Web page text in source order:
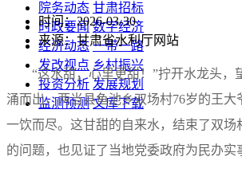
院务动态 甘肃招标
时政要闻 数字经济
经济动态 一带一路
发改视点 乡村振兴
投资分析 发展规划
监测预测 文库下载
时间：2026-03-30
来源：甘肃省水利厅网站
“这水甜，心里更甜！”拧开水龙头，
涌而出，两当县鱼池乡双场村76岁的王大
一饮而尽。这甘甜的自来水，结束了双场
的问题，也见证了当地党委政府为民办实